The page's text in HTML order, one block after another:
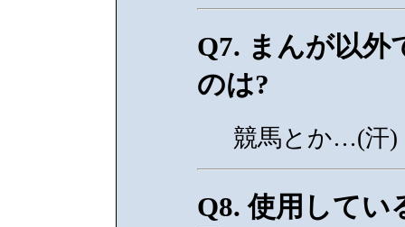
Q7. まんが以外
のは?
競馬とか…(汗)
Q8. 使用してい